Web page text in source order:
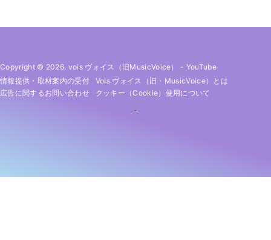
Copyright © 2026. vois ヴォイス（旧MusicVoice） - YouTube
情報提供・取材案内の受付
Vois ヴォイス（旧・MusicVoice）とは
広告に関するお問い合わせ
クッキー（cookie）使用について
-